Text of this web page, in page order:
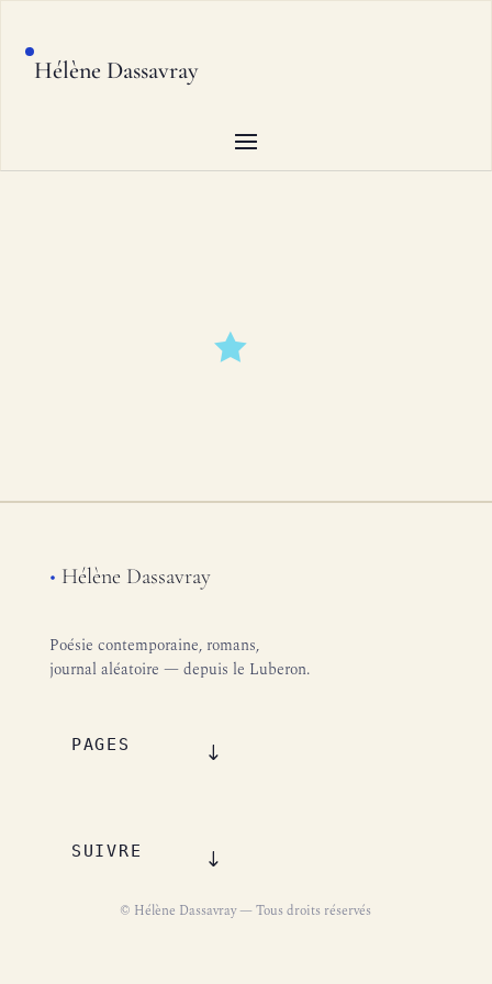
Hélène Dassavray
• Hélène Dassavray
Poésie contemporaine, romans,
journal aléatoire — depuis le Luberon.
PAGES
SUIVRE
© Hélène Dassavray — Tous droits réservés